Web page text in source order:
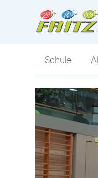
Schule
Direktion
Kollegium
Klassen
Berufs- und